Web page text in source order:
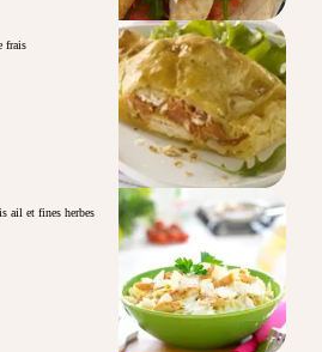
frais
ail et fines herbes